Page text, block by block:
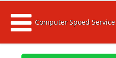
Computer Spoed Service